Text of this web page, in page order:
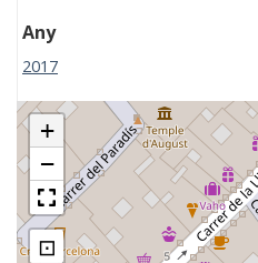
Any
2017
+
−
⊡